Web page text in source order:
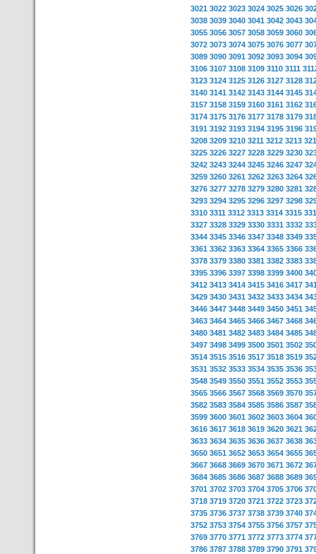
3021 3022 3023 3024 3025 3026
3038 3039 3040 3041 3042 3043
3055 3056 3057 3058 3059 3060
3072 3073 3074 3075 3076 3077
3089 3090 3091 3092 3093 3094
3106 3107 3108 3109 3110 3111
3123 3124 3125 3126 3127 3128
3140 3141 3142 3143 3144 3145
3157 3158 3159 3160 3161 3162
3174 3175 3176 3177 3178 3179
3191 3192 3193 3194 3195 3196
3208 3209 3210 3211 3212 3213
3225 3226 3227 3228 3229 3230
3242 3243 3244 3245 3246 3247
3259 3260 3261 3262 3263 3264
3276 3277 3278 3279 3280 3281
3293 3294 3295 3296 3297 3298
3310 3311 3312 3313 3314 3315
3327 3328 3329 3330 3331 3332
3344 3345 3346 3347 3348 3349
3361 3362 3363 3364 3365 3366
3378 3379 3380 3381 3382 3383
3395 3396 3397 3398 3399 3400
3412 3413 3414 3415 3416 3417
3429 3430 3431 3432 3433 3434
3446 3447 3448 3449 3450 3451
3463 3464 3465 3466 3467 3468
3480 3481 3482 3483 3484 3485
3497 3498 3499 3500 3501 3502
3514 3515 3516 3517 3518 3519
3531 3532 3533 3534 3535 3536
3548 3549 3550 3551 3552 3553
3565 3566 3567 3568 3569 3570
3582 3583 3584 3585 3586 3587
3599 3600 3601 3602 3603 3604
3616 3617 3618 3619 3620 3621
3633 3634 3635 3636 3637 3638
3650 3651 3652 3653 3654 3655
3667 3668 3669 3670 3671 3672
3684 3685 3686 3687 3688 3689
3701 3702 3703 3704 3705 3706
3718 3719 3720 3721 3722 3723
3735 3736 3737 3738 3739 3740
3752 3753 3754 3755 3756 3757
3769 3770 3771 3772 3773 3774
3786 3787 3788 3789 3790 3791